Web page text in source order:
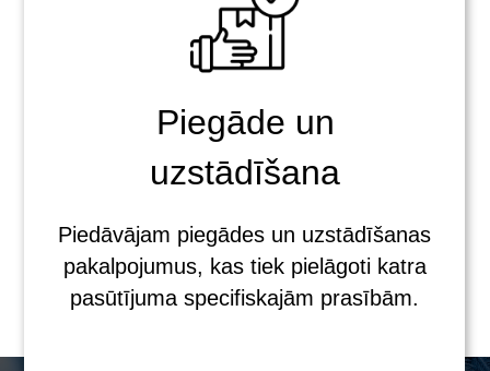
Piedāvājam piegādes un uzstādīšanas
pakalpojumus, kas tiek pielāgoti katra
pasūtījuma specifiskajām prasībām.
Piegāde un
uzstādīšana